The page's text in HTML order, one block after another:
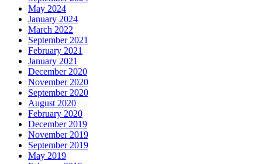
May 2024
January 2024
March 2022
September 2021
February 2021
January 2021
December 2020
November 2020
September 2020
August 2020
February 2020
December 2019
November 2019
September 2019
May 2019